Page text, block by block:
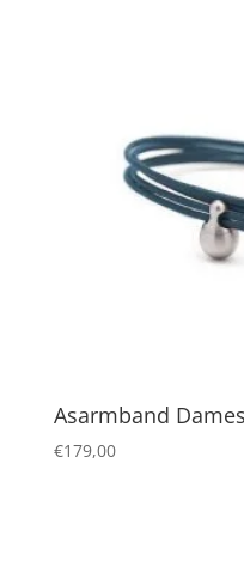
Asarmband
€179,00